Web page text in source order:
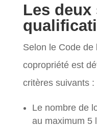
Les
Selon le Code de
copropriété est
critères suivants :
Le nombre de
au maximum 5